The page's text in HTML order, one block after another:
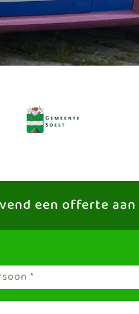
een offerte aan